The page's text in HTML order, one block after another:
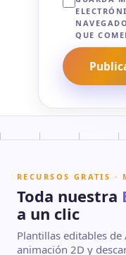
QUE
RECURSOS GRATIS
Toda nuestra
a un clic
Plantillas editables
animación 2D y